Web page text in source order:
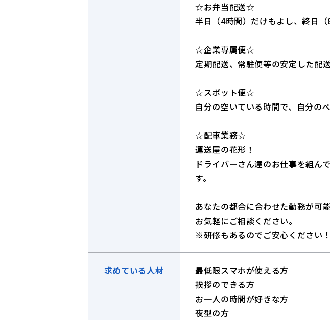
☆お弁当配送☆
半日（4時間）だけもよし、終日（
☆企業専属便☆
定期配送、常駐便等の安定した配
☆スポット便☆
自分の空いている時間で、自分の
☆配車業務☆
運送屋の花形！
ドライバーさん達のお仕事を組ん
す。
あなたの都合に合わせた勤務が可能
お気軽にご相談ください。
※研修もあるのでご安心ください！
求めている人材
最低限スマホが使える方
挨拶のできる方
お一人の時間が好きな方
夜型の方